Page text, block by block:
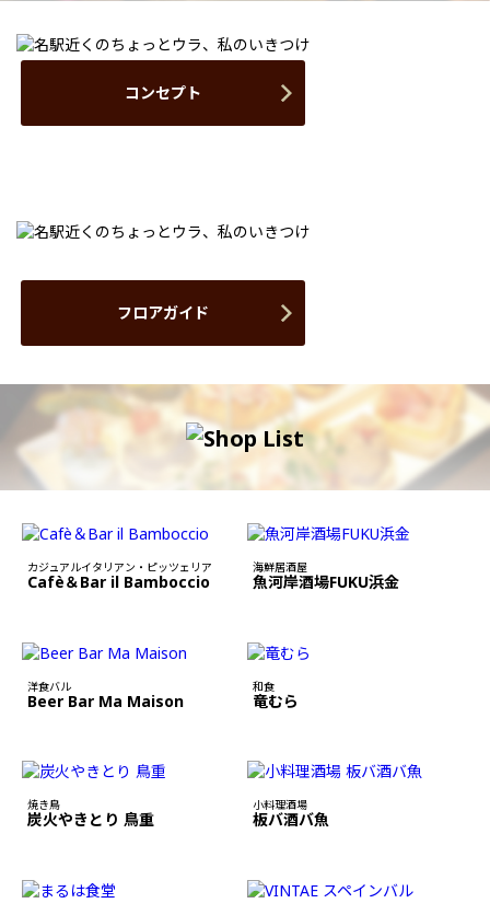
コンセプト
フロアガイド
カジュアルイタリアン・ピッツェリア
Cafè＆Bar il Bamboccio
海鮮居酒屋
魚河岸酒場FUKU浜金
洋食バル
Beer Bar Ma Maison
和食
竜むら
焼き鳥
炭火やきとり 鳥重
小料理酒場
板バ酒バ魚